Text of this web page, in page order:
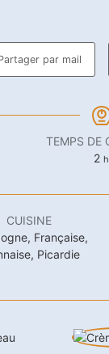
par mail
TEMPS DE
2 h
CUISINE
Française,
Picardie